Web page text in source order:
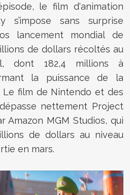
le film d'animation
s’impose sans surprise
lancement mondial de
de dollars récoltés au
dont 182,4 millions à
la puissance de la
Le film de Nintendo et des
nettement Project
Amazon MGM Studios, qui
de dollars au niveau
en mars.